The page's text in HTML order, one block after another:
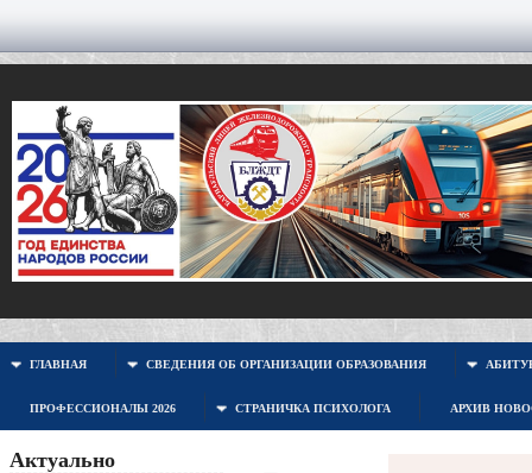
ГЛАВНАЯ СВЕДЕНИЯ ОБ ОРГАНИЗАЦИИ ОБРАЗОВАНИЯ
ПРОФЕССИОНАЛЫ 2026 СТРАНИЧКА ПСИХОЛОГА АРХИВ
Актуально